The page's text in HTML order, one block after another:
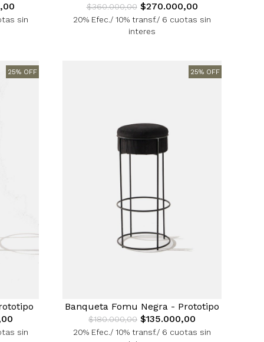
sin
$360.000,00$270.000,00
20% Efec./ 10% transf./ 6 cuotas sin
interes
25% OFF
sin
25% OFF
Banqueta Fomu Negra - Prototipo
$180.000,00 $135.000,00
20% Efec./ 10% transf./ 6 cuotas sin